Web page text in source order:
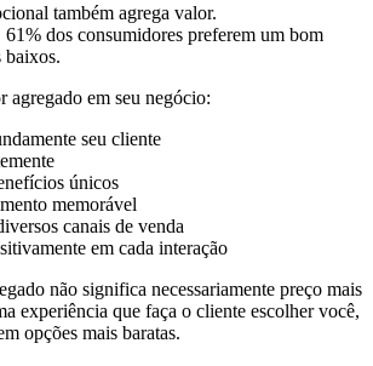
também agrega valor.
61% dos consumidores preferem um bom
baixos.
agregado em seu negócio:
seu cliente
únicos
memorável
canais de venda
em cada interação
não significa necessariamente preço mais
experiência que faça o cliente escolher você,
opções mais baratas.